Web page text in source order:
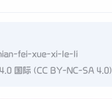
fei-xue-xi-le-li
国际 (CC BY-NC-SA 4.0)